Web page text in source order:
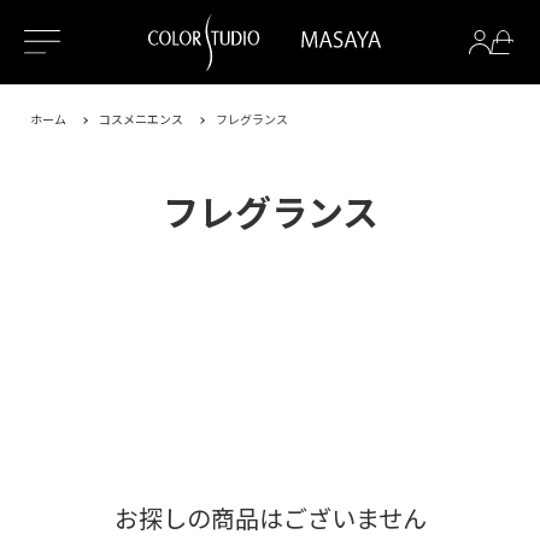
ホーム コスメニエンス フレグランス
フレグランス
お探しの商品はございません